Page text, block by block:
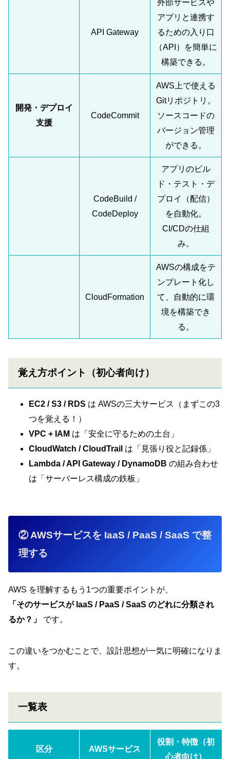
API Gateway
外部サービスや
アプリと連携す
るための入り口
（API）を簡単に
構築できる。
開発・デプロイ
支援
CodeCommit
AWS上で使える
Gitリポジトリ。
ソースコードの
バージョン管理
ができる。
CodeBuild /
CodeDeploy
アプリのビル
ド・テスト・デ
プロイ（配信）
を自動化。
CI/CDの仕組
み。
CloudFormation
AWSの構成をテ
ンプレート化し
て、自動的に環
境を構築でき
る。
覚え方ポイント（初心者向け）
EC2 / S3 / RDS は AWSの三大サービス（まずこの3
つを覚える！）
VPC + IAM は「安全に守るための土台」
CloudWatch / CloudTrail は「見張り役と記録係」
Lambda / API Gateway / DynamoDB の組み合わせ
は「サーバーレス構成の鉄板」
② AWSサービスを IaaS / PaaS / SaaS で整
理する
AWS を理解するもう1つの重要ポイントが、
「そのサービスが IaaS / PaaS / SaaS のどれに分類され
るか？」
です。
この違いをつかむことで、設計思想が一気に明確になりま
す。
一覧表
区分 AWSサービス
役割・特徴（初
心者向け）